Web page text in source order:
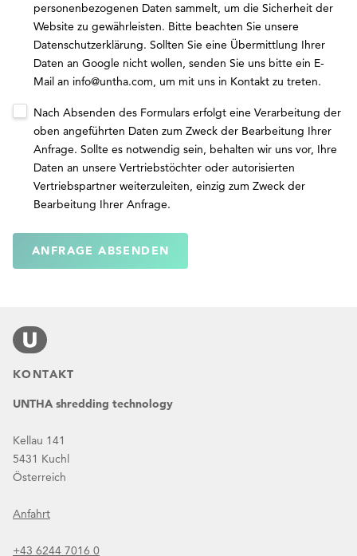
personenbezogenen Daten sammelt, um die Sicherheit der
Website zu gewährleisten. Bitte beachten Sie unsere
Datenschutzerklärung. Sollten Sie eine Übermittlung Ihrer
Daten an Google nicht wollen, senden Sie uns bitte ein E-
Mail an info@untha.com, um mit uns in Kontakt zu treten.
Nach Absenden des Formulars erfolgt eine Verarbeitung der
oben angeführten Daten zum Zweck der Bearbeitung Ihrer
Anfrage. Sollte es notwendig sein, behalten wir uns vor, Ihre
Daten an unsere Vertriebstöchter oder autorisierten
Vertriebspartner weiterzuleiten, einzig zum Zweck der
Bearbeitung Ihrer Anfrage.
ANFRAGE ABSENDEN
KONTAKT
UNTHA shredding technology
Kellau 141
5431 Kuchl
Österreich
Anfahrt
+43 6244 7016 0